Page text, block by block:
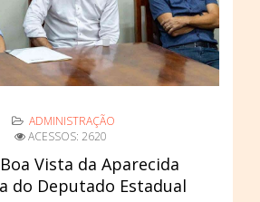
ADMINISTRAÇÃO
ACESSOS: 2620
Vista da Aparecida
do Deputado Estadual